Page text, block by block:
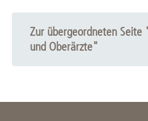
Zur übergeordneten Seite
und Oberärzte"